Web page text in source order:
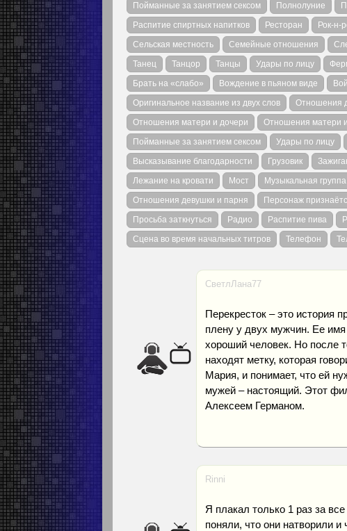
Пойманные за занятием сексом
Полнолуние
Распитие спиртных напитков
Ресторан Рок-н-
Сельская местность
Семейные отношения
Танец
Танцор Танцы Удары по лицу
Брать на «слабо»
Вождение в пьяном виде
Оригинальное название из двух слов
Отношения
Отношения матери и дочери
Отношения матери
Пойманные за занятием сексом
Удары по лицу
Высказывание благодарности
Грузовик
Лежание на кровати
Мост Музыкальная группа
Отношения девушки и парня
Персонаж
Просьба заткнуться
Радио Распитие пива
Сцена во время начальных титров
Телефон
СветлЛана77
Перекресток – это история
плену у двух мужчин. Ее
хороший человек. Но после
находят метку, которая
Мария, и понимает, что ей
мужей – настоящий. Этот
Алексеем Германом.
Rinni
Я плакал только 1 раз за
поняли, что они натворили